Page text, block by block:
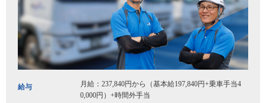
給与
月給：237,840円から（基本給197,840円+乗車手当4
0,000円）+時間外手当